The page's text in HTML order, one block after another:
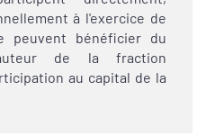
à l'exercice de
peuvent bénéficier du
de la fraction
au capital de la